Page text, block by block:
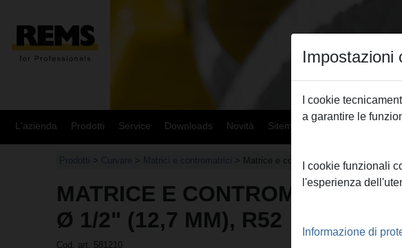
L'azienda Prodotti Service Downloads Novità Sitemap
Prodotti > Curvare > Matrici e contromatrici > Matrice e contromatrice
MATRICE E CONTROMATRICE
Ø 1/2" (12,7 MM), R52
Cod. art. 581210
Impostazioni
I cookie
a garantire le
I cookie funzionali
l'esperienza
Informazione di